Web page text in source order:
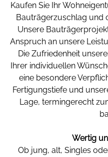
Kaufen Sie Ihr
Bauträgerzuschlag und
Unsere
Anspruch an unsere
Die Zufriedenheit
Ihrer individuellen
eine besondere
Fertigungstiefe und
Lage, termingerecht
Wertig
Ob jung, alt, Singles